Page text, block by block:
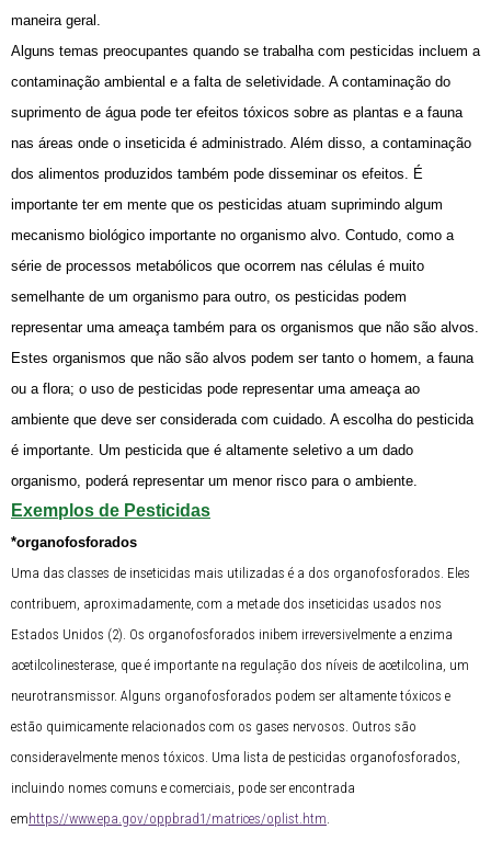
maneira geral.
Alguns temas preocupantes quando se trabalha com pesticidas incluem a
contaminação ambiental e a falta de seletividade. A contaminação do
suprimento de água pode ter efeitos tóxicos sobre as plantas e a fauna
nas áreas onde o inseticida é administrado. Além disso, a contaminação
dos alimentos produzidos também pode disseminar os efeitos. É
importante ter em mente que os pesticidas atuam suprimindo algum
mecanismo biológico importante no organismo alvo. Contudo, como a
série de processos metabólicos que ocorrem nas células é muito
semelhante de um organismo para outro, os pesticidas podem
representar uma ameaça também para os organismos que não são alvos.
Estes organismos que não são alvos podem ser tanto o homem, a fauna
ou a flora; o uso de pesticidas pode representar uma ameaça ao
ambiente que deve ser considerada com cuidado. A escolha do pesticida
é importante. Um pesticida que é altamente seletivo a um dado
organismo, poderá representar um menor risco para o ambiente.
Exemplos de Pesticidas
*organofosforados
Uma das classes de inseticidas mais utilizadas é a dos organofosforados. Eles
contribuem, aproximadamente, com a metade dos inseticidas usados nos
Estados Unidos (2). Os organofosforados inibem irreversivelmente a enzima
acetilcolinesterase, que é importante na regulação dos níveis de acetilcolina, um
neurotransmissor. Alguns organofosforados podem ser altamente tóxicos e
estão quimicamente relacionados com os gases nervosos. Outros são
consideravelmente menos tóxicos. Uma lista de pesticidas organofosforados,
incluindo nomes comuns e comerciais, pode ser encontrada
emhttps//www.epa.gov/oppbrad1/matrices/oplist.htm.